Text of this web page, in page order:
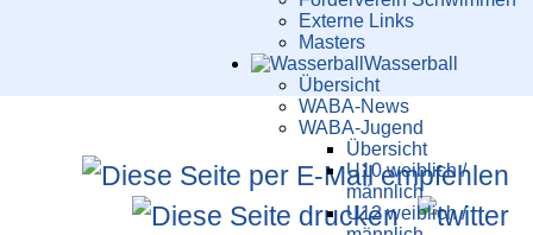
Externe Links
Masters
Wasser­ball
Übersicht
WABA-News
WABA-Jugend
Übersicht
U10 weiblich /
männlich
U12 weiblich /